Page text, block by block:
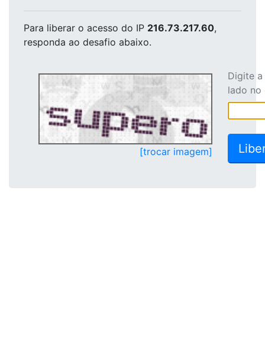
Para liberar o acesso do IP 216.73.217.60,
responda ao desafio abaixo.
[trocar imagem]
Digite
lado no